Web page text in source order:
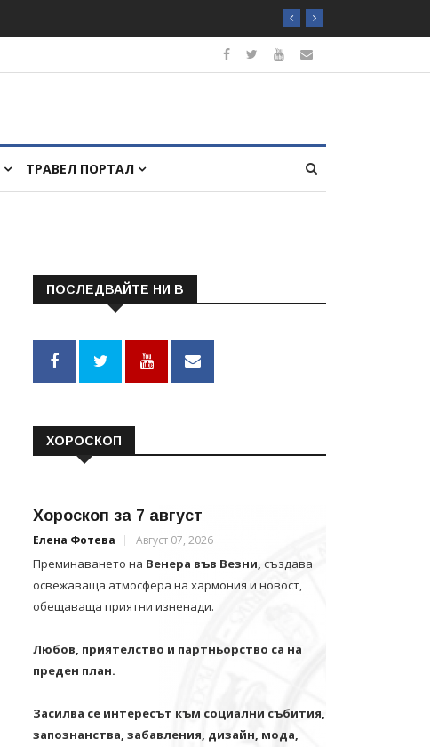
ТРАВЕЛ ПОРТАЛ
ПОСЛЕДВАЙТЕ НИ В
ХОРОСКОП
Хороскоп за 7 август
Елена Фотева Август 07, 2026
Преминаването на Венера във Везни, създава
освежаваща атмосфера на хармония и новост,
обещаваща приятни изненади.
Любов, приятелство и партньорство са на
преден план.
Засилва се интересът към социални събития,
запознанства, забавления, дизайн, мода,